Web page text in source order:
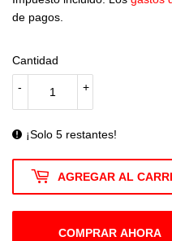
de pagos.
Cantidad
+
-
¡Solo 5 restantes!
AGREGAR AL
COMPRAR AHORA